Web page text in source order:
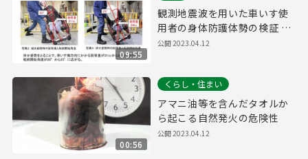
09:55
観測地震波を用いた車いす使
用者の身体防護体勢の検証 消
防技術課
公開2023.04.12
00:56
くらし・住まい
アマニ油等を含んだタオルか
ら起こる自然発火の危険性
公開2023.04.12